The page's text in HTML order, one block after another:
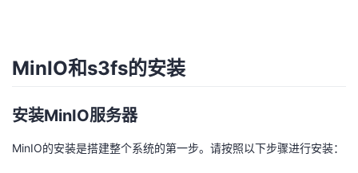
客
论
坛
的
圈
子
我
的
直
我
的
我
MinIO和s3fs的安装
安装MinIO服务器
MinIO的安装是搭建整个系统的第一步。请按照以下步骤进行安装：